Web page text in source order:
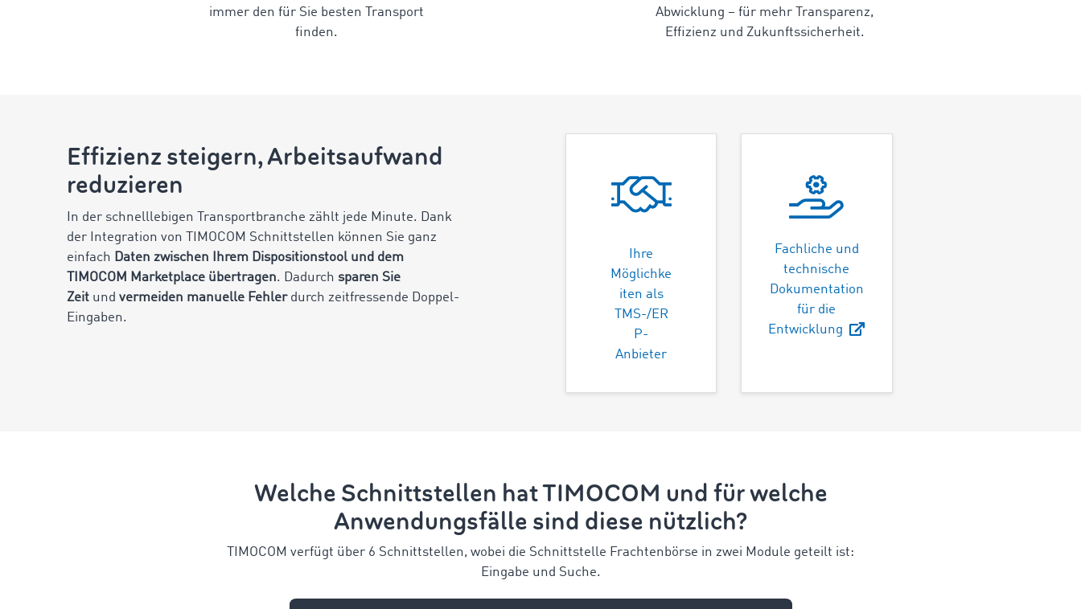
immer den für Sie besten Transport
finden.
Abwicklung – für mehr Transparenz,
Effizienz und Zukunftssicherheit.
Effizienz steigern, Arbeitsaufwand
reduzieren
In der schnelllebigen Transportbranche zählt jede Minute. Dank
der Integration von TIMOCOM Schnittstellen können Sie ganz
einfach Daten zwischen Ihrem Dispositionstool und dem
TIMOCOM Marketplace übertragen. Dadurchsparen Sie
Zeit undvermeiden manuelle Fehler durch zeitfressende Doppel-
Eingaben.
Ihre
Möglichke
iten als
TMS-/ER
P-
Anbieter
Fachliche und
technische
Dokumentation
für die
Entwicklung
Welche Schnittstellen hat TIMOCOM und für welche
Anwendungsfälle sind diese nützlich?
TIMOCOM verfügt über 6 Schnittstellen, wobei die Schnittstelle Frachtenbörse in zwei Module geteilt ist:
Eingabe und Suche.